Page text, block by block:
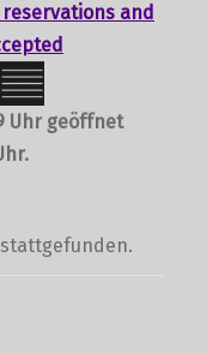
reservations and
Uhr geöffnet